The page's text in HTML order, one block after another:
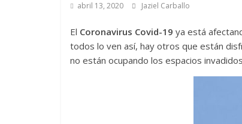
abril 13, 2020 Jaziel Carballo
El Coronavirus Covid-19 ya está
todos lo ven así, hay otros que están
no están ocupando los espacios